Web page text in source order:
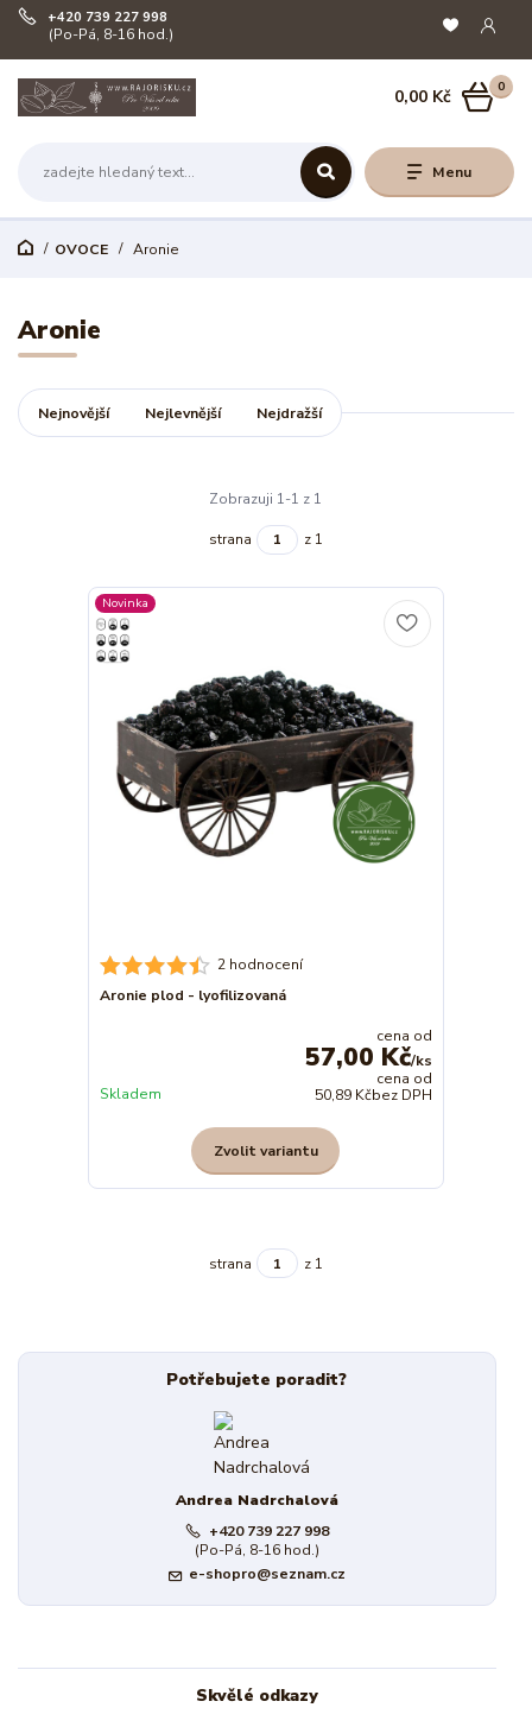
Menu
+420 739 227 998
(Po-Pá, 8-16 hod.)
0
0,00 Kč
OVOCE Aronie
Aronie
Nejnovější Nejlevnější Nejdražší
Zobrazuji 1-1 z 1
strana z 1
Novinka
2 hodnocení
Aronie plod - lyofilizovaná
cena od
57,00 Kč/ks
cena od
50,89 Kčbez DPH
Skladem
Zvolit variantu
strana z 1
Potřebujete poradit?
Andrea Nadrchalová
+420 739 227 998
(Po-Pá, 8-16 hod.)
e-shopro@seznam.cz
Skvělé odkazy